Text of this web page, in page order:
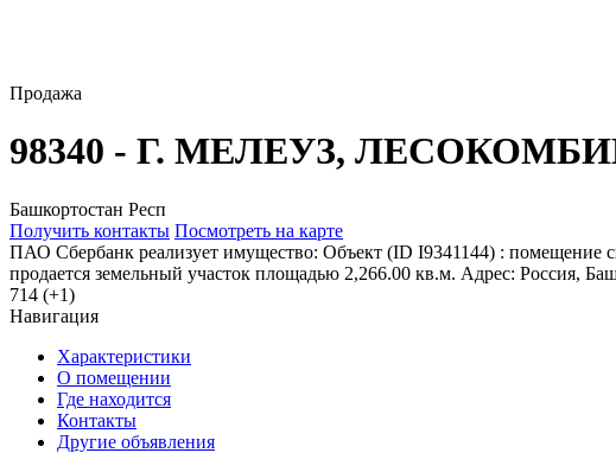
Продажа
98340 - Г. МЕЛЕУЗ,
Башкортостан Респ
Получить контакты Посмотреть на карте
ПАО Сбербанк реализует имущество: Объект (ID I9341144) : помещение
продается земельный участок площадью 2,266.00 кв.м. Адрес: Россия,
714 (+1)
Навигация
Характеристики
О помещении
Где находится
Контакты
Другие объявления